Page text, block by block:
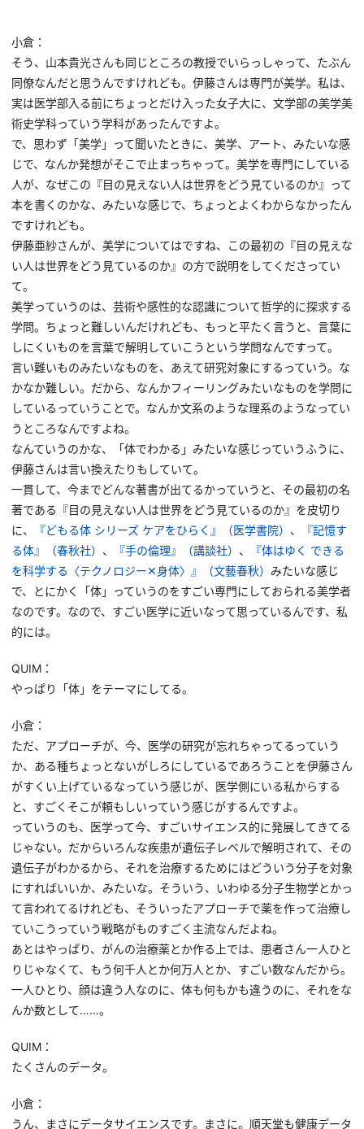
小倉：
そう、山本貴光さんも同じところの教授でいらっしゃって、たぶん
同僚なんだと思うんですけれども。伊藤さんは専門が美学。私は、
実は医学部入る前にちょっとだけ入った女子大に、文学部の美学美
術史学科っていう学科があったんですよ。
で、思わず「美学」って聞いたときに、美学、アート、みたいな感
じで、なんか発想がそこで止まっちゃって。美学を専門にしている
人が、なぜこの『目の見えない人は世界をどう見ているのか』って
本を書くのかな、みたいな感じで、ちょっとよくわからなかったん
ですけれども。
伊藤亜紗さんが、美学についてはですね、この最初の『目の見えな
い人は世界をどう見ているのか』の方で説明をしてくださってい
て。
美学っていうのは、芸術や感性的な認識について哲学的に探求する
学問。ちょっと難しいんだけれども、もっと平たく言うと、言葉に
しにくいものを言葉で解明していこうという学問なんですって。
言い難いものみたいなものを、あえて研究対象にするっていう。な
かなか難しい。だから、なんかフィーリングみたいなものを学問に
しているっていうことで。なんか文系のような理系のようなってい
うところなんですよね。
なんていうのかな、「体でわかる」みたいな感じっていうふうに、
伊藤さんは言い換えたりもしていて。
一貫して、今までどんな著書が出てるかっていうと、その最初の名
著である『目の見えない人は世界をどう見ているのか』を皮切り
に、
『どもる体 シリーズ ケアをひらく』（医学書院） 、
『記憶す
る体』（春秋社） 、 『手の倫理』（講談社） 、
『体はゆく できる
を科学する〈テクノロジー✕身体〉』（文藝春秋） みたいな感じ
で、とにかく「体」っていうのをすごい専門にしておられる美学者
なのです。なので、すごい医学に近いなって思っているんです、私
的には。
QUIM：
やっぱり「体」をテーマにしてる。
小倉：
ただ、アプローチが、今、医学の研究が忘れちゃってるっていう
か、ある種ちょっとないがしろにしているであろうことを伊藤さん
がすくい上げているなっていう感じが、医学側にいる私からする
と、すごくそこが頼もしいっていう感じがするんですよ。
っていうのも、医学って今、すごいサイエンス的に発展してきてる
じゃない。だからいろんな疾患が遺伝子レベルで解明されて、その
遺伝子がわかるから、それを治療するためにはどういう分子を対象
にすればいいか、みたいな。そういう、いわゆる分子生物学とかっ
て言われてるけれども、そういったアプローチで薬を作って治療し
ていこうっていう戦略がものすごく主流なんだよね。
あとはやっぱり、がんの治療薬とか作る上では、患者さん一人ひと
りじゃなくて、もう何千人とか何万人とか、すごい数なんだから。
一人ひとり、顔は違う人なのに、体も何もかも違うのに、それをな
んか数として……。
QUIM：
たくさんのデータ。
小倉：
うん、まさにデータサイエンスです。まさに。順天堂も健康データ